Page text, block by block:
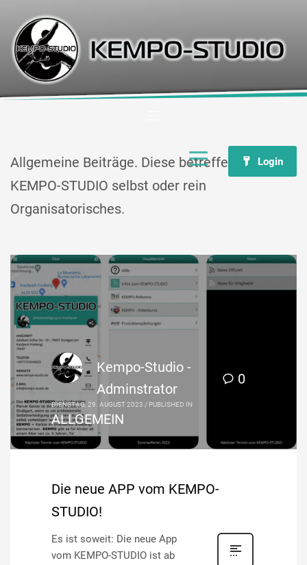
Login
Allgemeine Beiträge. Diese betreffen z.B. das
KEMPO-STUDIO selbst oder rein
Organisatorisches.
0
Kempo-Studio -
Adminstrator
DIENSTAG, 29. AUGUST 2023 / PUBLISHED IN
ALLGEMEIN
Die neue APP vom KEMPO-
STUDIO!
Es ist soweit: Die neue App
vom KEMPO-STUDIO ist ab